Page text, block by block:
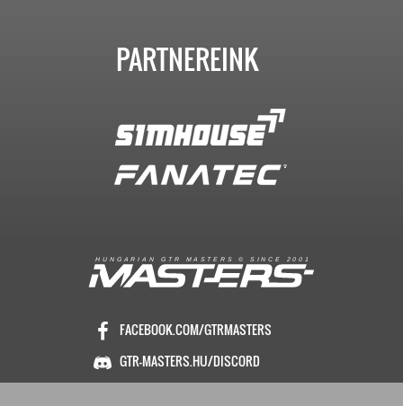
PARTNEREINK
H U N G A R I A N G T R M A S T E R S © S I N C E 2 0 0 1
FACEBOOK.COM/GTRMASTERS
GTR-MASTERS.HU/DISCORD